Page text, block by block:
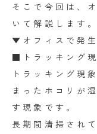
そこで今回は、
いて解説します。
▼オフィスで発
■トラッキング
トラッキング現
まったホコリが
す現象です。
長期間清掃され